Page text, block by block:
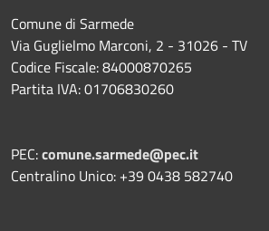
Comune di Sarmede
Via Guglielmo Marconi, 2 - 31026 - TV
Codice Fiscale: 84000870265
Partita IVA: 01706830260
PEC:comune.sarmede@pec.it
Centralino Unico: +39 0438 582740